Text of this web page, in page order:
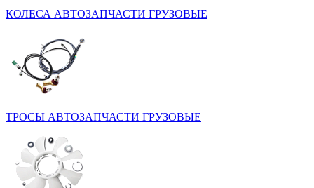
КОЛЕСА АВТОЗАПЧАСТИ ГРУЗОВЫЕ
ТРОСЫ АВТОЗАПЧАСТИ ГРУЗОВЫЕ